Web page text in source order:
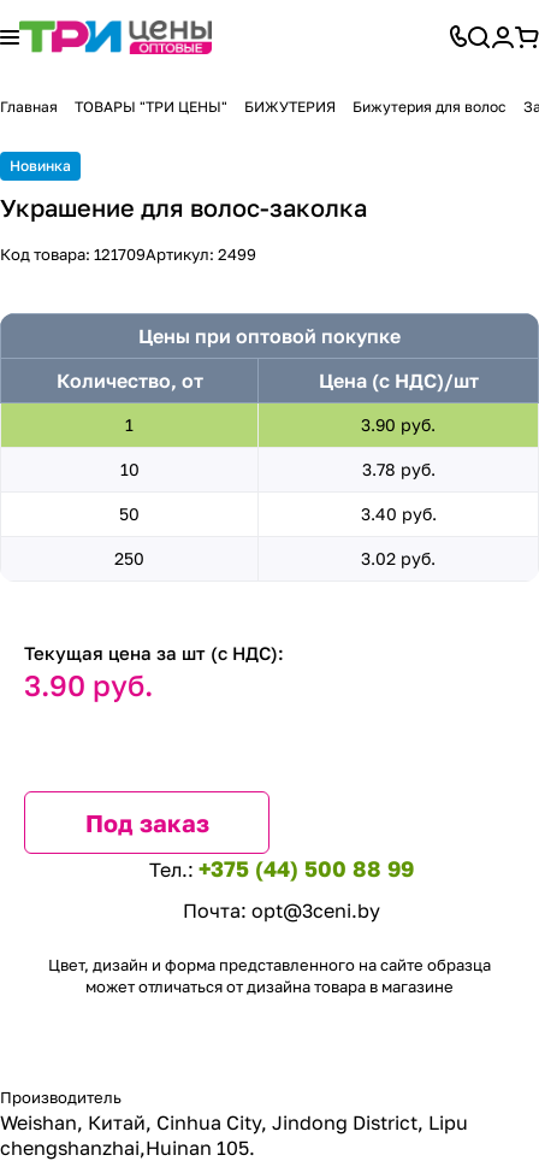
Главная ТОВАРЫ "ТРИ ЦЕНЫ" БИЖУТЕРИЯ Бижутерия для волос
Новинка
Украшение для волос-заколка
Код товара: 121709Артикул: 2499
Цены при оптовой покупке
Количество, от
Цена (с НДС)/шт
1 3.90 руб.
10 3.78 руб.
50 3.40 руб.
250 3.02 руб.
Текущая цена за шт (с НДС):
3.90 руб.
Под заказ
Тел.: +375 (44) 500 88 99
Почта: opt@3ceni.by
Цвет, дизайн и форма представленного на сайте образца
может отличаться от дизайна товара в магазине
Производитель
Weishan, Китай, Cinhua City, Jindong District, Lipu
chengshanzhai,Huinan 105.